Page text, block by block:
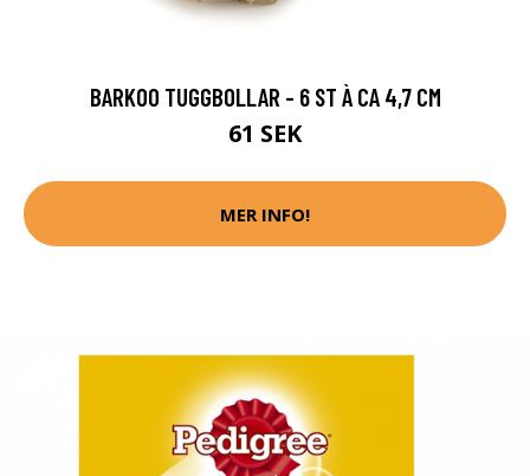
BARKOO TUGGBOLLAR - 6 ST À CA 4,7 CM
61 SEK
MER INFO!